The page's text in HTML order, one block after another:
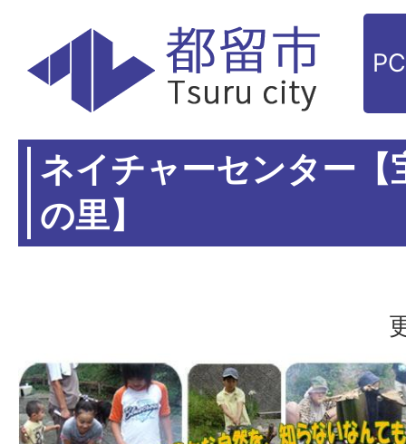
ネイチャーセンター【
の里】